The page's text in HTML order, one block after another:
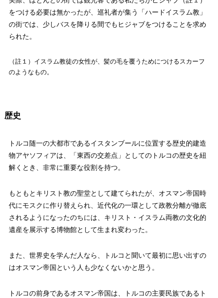
をつける必要は無かったが、巡礼者が集う「ハードイスラム教」
の街では、少しバスを降りる間でもヒジャブをつけることを求め
られた。
（註１）イスラム教徒の女性が、髪の毛を覆うためにつけるスカーフ
のようなもの。
歴史
トルコ随一の大都市であるイスタンブールに位置する歴史的建造
物アヤソフィアは、「東西の交差点」としてのトルコの歴史を紐
解くとき、非常に重要な役割を持つ。
もともとキリスト教の聖堂として建てられたが、オスマン帝国時
代にモスクに作り替えられ、近代化の一環として政教分離が徹底
されるようになったのちには、キリスト・イスラム両教の文化的
遺産を展示する博物館として生まれ変わった。
また、世界史を学んだ人なら、トルコと聞いて最初に思い出すの
はオスマン帝国という人も少なくないかと思う。
トルコの前身であるオスマン帝国は、トルコの主要民族であるト